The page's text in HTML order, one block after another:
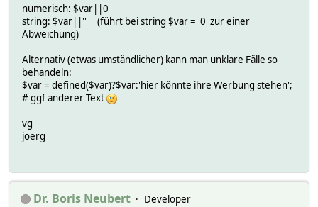
numerisch: $var||0
string: $var||'' (führt bei string $var = '0' zur einer
Abweichung)
Alternativ (etwas umständlicher) kann man unklare Fälle so
behandeln:
$var = defined($var)?$var:'hier könnte ihre Werbung stehen';
# ggf anderer Text
vg
joerg
Dr. Boris Neubert
Developer